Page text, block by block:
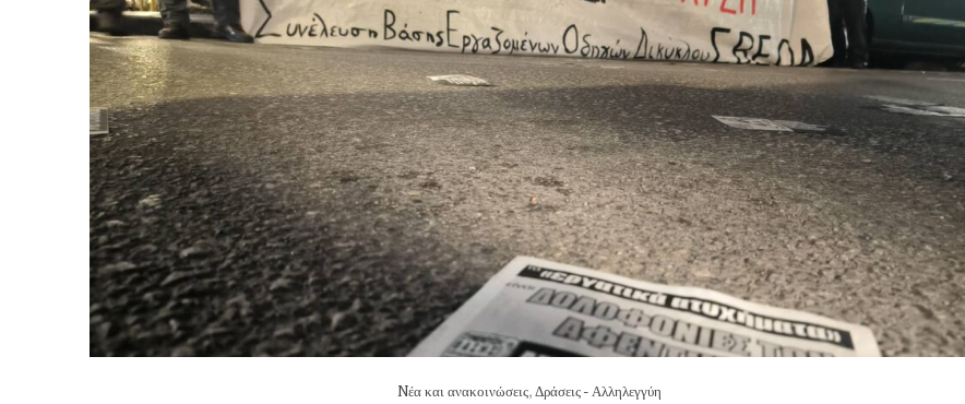
Nέα και ανακοινώσεις,Δράσεις - Αλληλεγγύη